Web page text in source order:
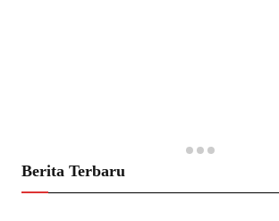
Berita Terbaru